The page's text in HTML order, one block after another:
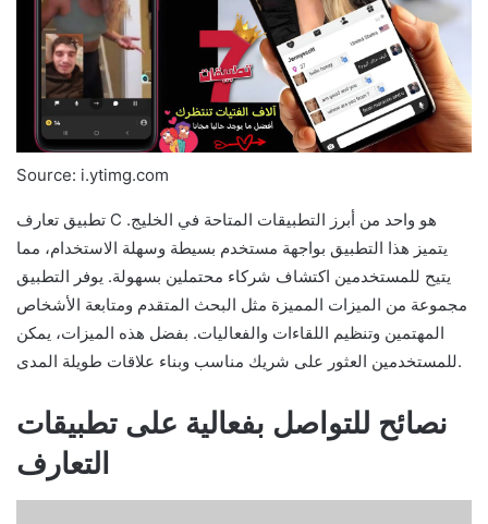
Source: i.ytimg.com
تطبيق تعارف C هو واحد من أبرز التطبيقات المتاحة في الخليج.
يتميز هذا التطبيق بواجهة مستخدم بسيطة وسهلة الاستخدام، مما
يتيح للمستخدمين اكتشاف شركاء محتملين بسهولة. يوفر التطبيق
مجموعة من الميزات المميزة مثل البحث المتقدم ومتابعة الأشخاص
المهتمين وتنظيم اللقاءات والفعاليات. بفضل هذه الميزات، يمكن
للمستخدمين العثور على شريك مناسب وبناء علاقات طويلة المدى.
نصائح للتواصل بفعالية على تطبيقات
التعارف